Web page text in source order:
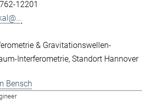
12201
& Gravitationswellen-
Interferometrie Standort Hannover
Bensch